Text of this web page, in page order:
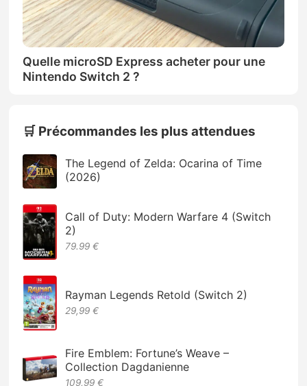
Quelle microSD Express acheter pour une
Nintendo Switch 2 ?
🛒 Précommandes les plus attendues
The Legend of Zelda: Ocarina of Time
(2026)
Call of Duty: Modern Warfare 4 (Switch
2)
79.99 €
Rayman Legends Retold (Switch 2)
29,99 €
Fire Emblem: Fortune’s Weave –
Collection Dagdanienne
109,99 €